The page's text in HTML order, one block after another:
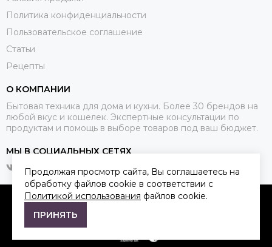
Политика конфиденциальности
Пользовательское соглашение
Статьи
Рецепты
О КОМПАНИИ
Бытовая техника для дома и кухни. Более 30 брендов на
любой вкус и кошелек. Экспертные консультации по
продуктам и помощь в выборе товаров под ваш бюджет.
МЫ В СОЦИАЛЬНЫХ СЕТЯХ
2026 © Qkitchen.Карта сайта
Продолжая просмотр сайта, Вы соглашаетесь на
обработку файлов cookie в соответствии с
Политикой использования файлов cookie.
ПРИНЯТЬ